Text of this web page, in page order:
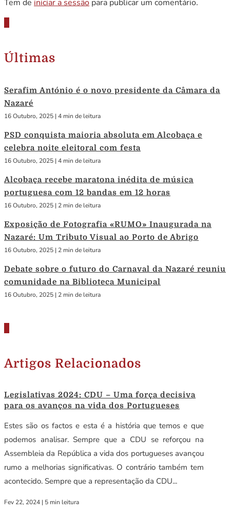
Tem de iniciar a sessão para publicar um comentário.
Últimas
Serafim António é o novo presidente da Câmara da
Nazaré
16 Outubro, 2025 | 4 min de leitura
PSD conquista maioria absoluta em Alcobaça e
celebra noite eleitoral com festa
16 Outubro, 2025 | 4 min de leitura
Alcobaça recebe maratona inédita de música
portuguesa com 12 bandas em 12 horas
16 Outubro, 2025 | 2 min de leitura
Exposição de Fotografia «RUMO» Inaugurada na
Nazaré: Um Tributo Visual ao Porto de Abrigo
16 Outubro, 2025 | 2 min de leitura
Debate sobre o futuro do Carnaval da Nazaré reuniu
comunidade na Biblioteca Municipal
16 Outubro, 2025 | 2 min de leitura
Artigos Relacionados
Legislativas 2024: CDU – Uma força decisiva
para os avanços na vida dos Portugueses
Estes são os factos e esta é a história que temos e que
podemos analisar. Sempre que a CDU se reforçou na
Assembleia da República a vida dos portugueses avançou
rumo a melhorias significativas. O contrário também tem
acontecido. Sempre que a representação da CDU...
Fev 22, 2024 | 5 min leitura